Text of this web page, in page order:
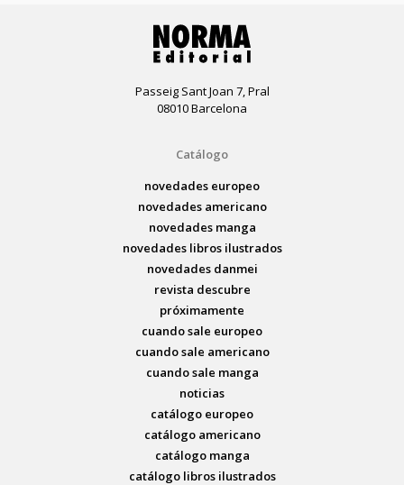
Passeig Sant Joan 7, Pral
08010 Barcelona
Catálogo
novedades europeo
novedades americano
novedades manga
novedades libros ilustrados
novedades danmei
revista descubre
próximamente
cuando sale europeo
cuando sale americano
cuando sale manga
noticias
catálogo europeo
catálogo americano
catálogo manga
catálogo libros ilustrados